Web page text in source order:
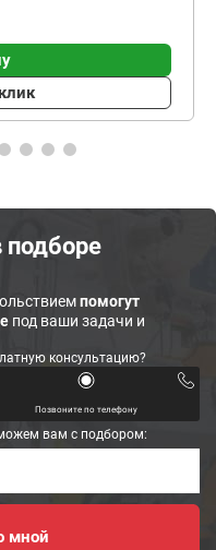
помогут
под ваши задачи и
консультацию?
Позвоните по телефону
вам с подбором: